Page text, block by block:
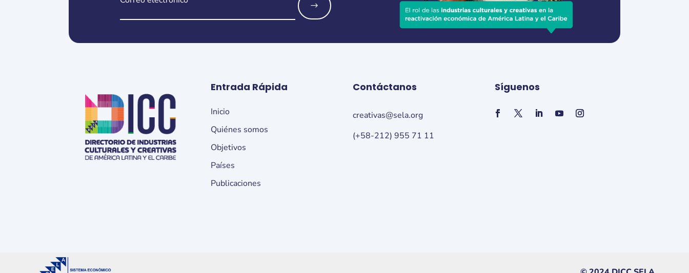
o
Entrada Rápida
Inicio
Quiénes somos
Objetivos
Países
Publicaciones
Contáctanos
creativas@sela.org
(+58-212) 955 71 11
Síguenos